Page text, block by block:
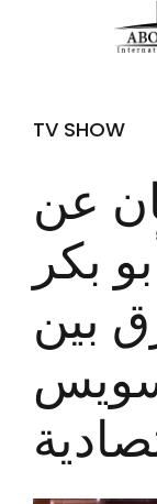
TV SHOW
عن
بكر
بين